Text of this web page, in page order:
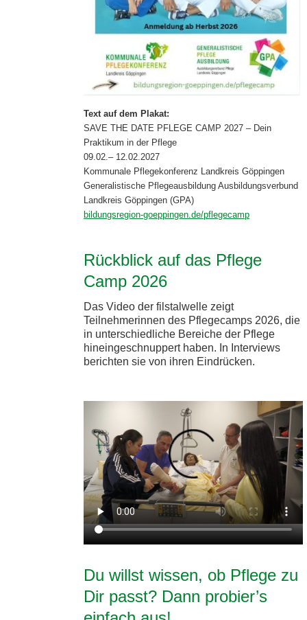
Text auf dem Plakat:
SAVE THE DATE PFLEGE CAMP 2027 – Dein
Praktikum in der Pflege
09.02.– 12.02.2027
Kommunale Pflegekonferenz Landkreis Göppingen
Generalistische Pflegeausbildung Ausbildungsverbund
Landkreis Göppingen (GPA)
bildungsregion-goeppingen.de/pflegecamp
Rückblick auf das Pflege
Camp 2026
Das Video der filstalwelle zeigt
Teilnehmerinnen des Pflegecamps 2026, die
in unterschiedliche Bereiche der Pflege
hineingeschnuppert haben. In Interviews
berichten sie von ihren Eindrücken.
Du willst wissen, ob Pflege zu
Dir passt? Dann probier’s